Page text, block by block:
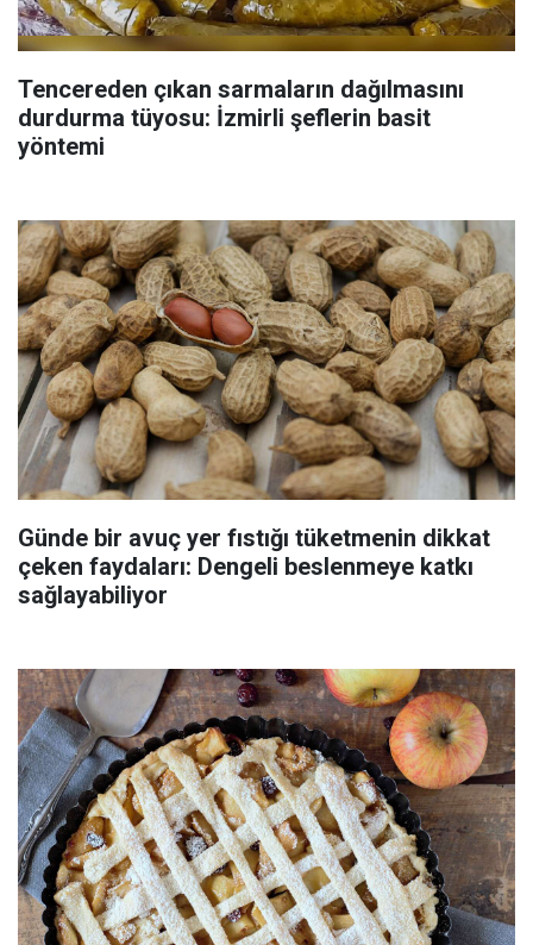
Tencereden çıkan sarmaların dağılmasını
durdurma tüyosu: İzmirli şeflerin basit
yöntemi
Günde bir avuç yer fıstığı tüketmenin dikkat
çeken faydaları: Dengeli beslenmeye katkı
sağlayabiliyor